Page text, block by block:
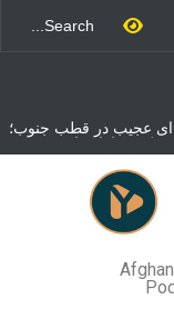
عجیب در قطب جنوب؛
که هزاران بار در روز
قالیباف، رئیس
با انتقاد تند از
دونالد ترمپ اعلام
واشنگتن تلاش دارد با
گفتگوها را از مسیر
به سمت تسلیم سوق